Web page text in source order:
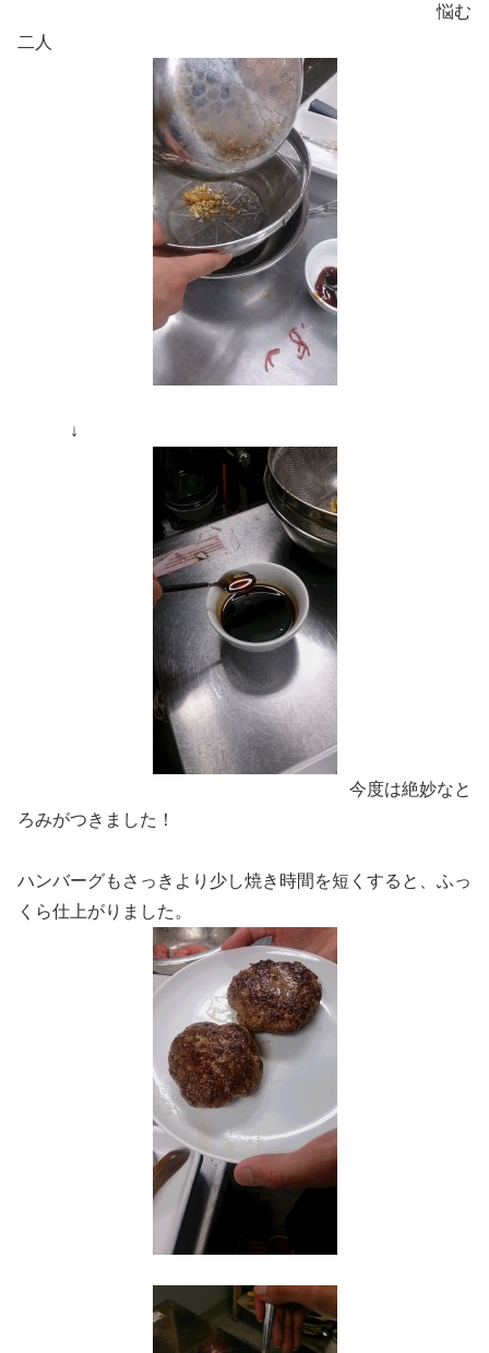
悩む
二人
↓
今度は絶妙なと
ろみがつきました！
ハンバーグもさっきより少し焼き時間を短くすると、ふっ
くら仕上がりました。